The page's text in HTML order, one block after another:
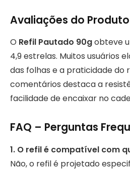
Avaliações do Produto
O Refil Pautado 90gobteve
4,9 estrelas. Muitos usuários
das folhas e a praticidade do
comentários destaca a
facilidade de encaixar no
FAQ – Perguntas
1. O refil é compatível com
Não, o refil é projetado